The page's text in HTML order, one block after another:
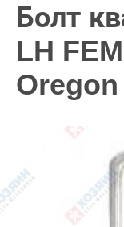
Болт
LH
Oregon